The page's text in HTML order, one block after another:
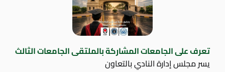
تعرف على الجامعات المشاركة بالملتقى الجامعات الثالث
يسر مجلس إدارة النادي بالتعاون